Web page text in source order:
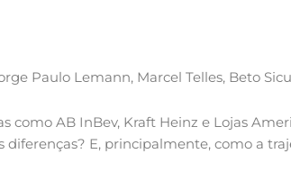
Paulo Lemann, Marcel Telles, Beto
como AB InBev, Kraft Heinz e Lojas
E, principalmente, como a